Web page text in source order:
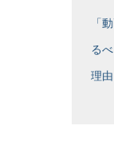
「
る
理由